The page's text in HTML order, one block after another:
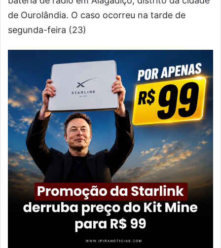
de Ourolândia. O caso ocorreu na tarde de
segunda-feira (23)